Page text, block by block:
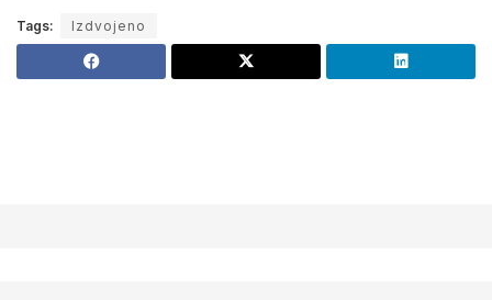
Tags: Izdvojeno